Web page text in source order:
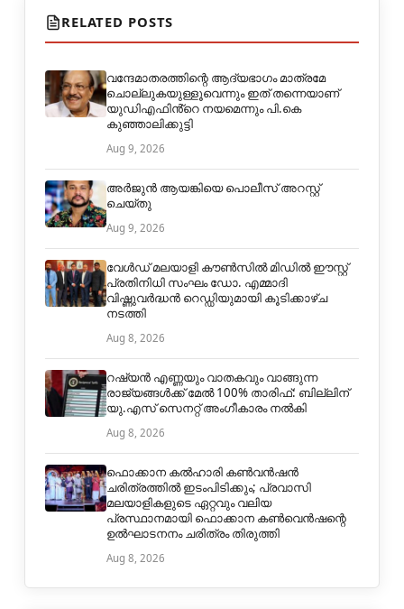
RELATED POSTS
വന്ദേമാതരത്തിന്റെ ആദ്യഭാഗം മാത്രമേ
ചൊല്ലുകയുള്ളൂവെന്നും ഇത് തന്നെയാണ്
യുഡിഎഫിൻ്റെ നയമെന്നും പി.കെ
കുഞ്ഞാലിക്കുട്ടി
Aug 9, 2026
അർജുൻ ആയങ്കിയെ പൊലീസ് അറസ്റ്റ്
ചെയ്തു
Aug 9, 2026
വേൾഡ് മലയാളി കൗൺസിൽ മിഡിൽ ഈസ്റ്റ്
പ്രതിനിധി സംഘം ഡോ. എമ്മാദി
വിഷ്ണുവർദ്ധൻ റെഡ്ഡിയുമായി കൂടിക്കാഴ്ച
നടത്തി
Aug 8, 2026
റഷ്യൻ എണ്ണയും വാതകവും വാങ്ങുന്ന
രാജ്യങ്ങൾക്ക് മേൽ 100% താരിഫ്: ബില്ലിന്
യു.എസ് സെനറ്റ് അംഗീകാരം നൽകി
Aug 8, 2026
ഫൊക്കാന കൽഹാരി കൺവൻഷൻ
ചരിത്രത്തിൽ ഇടംപിടിക്കും; പ്രവാസി
മലയാളികളുടെ ഏറ്റവും വലിയ
പ്രസ്ഥാനമായി ഫൊക്കാന കൺവെൻഷന്റെ
ഉൽഘാടനനം ചരിത്രം തിരുത്തി
Aug 8, 2026